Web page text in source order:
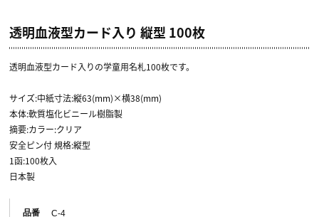
透明血液型カード入り 縦型 100枚
透明血液型カード入りの学童用名札100枚です。
サイズ:中紙寸法:縦63(mm)×横38(mm)
本体:軟質塩化ビニール樹脂製
摘要:カラー:クリア
安全ピン付 規格:縦型
1函:100枚入
日本製
品番 C-4